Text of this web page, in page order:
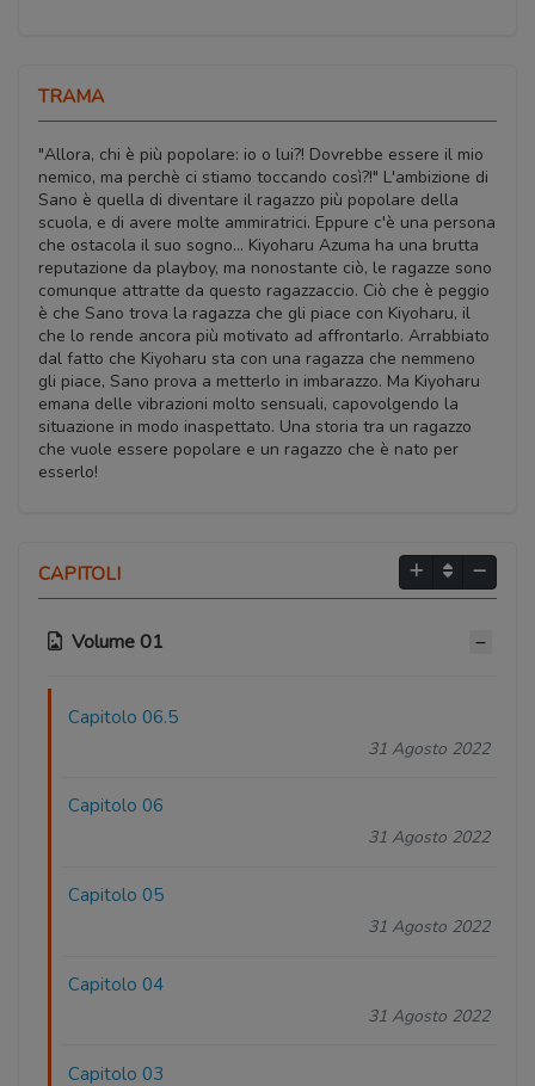
TRAMA
"Allora, chi è più popolare: io o lui?! Dovrebbe essere il mio
nemico, ma perchè ci stiamo toccando così?!" L'ambizione di
Sano è quella di diventare il ragazzo più popolare della
scuola, e di avere molte ammiratrici. Eppure c'è una persona
che ostacola il suo sogno... Kiyoharu Azuma ha una brutta
reputazione da playboy, ma nonostante ciò, le ragazze sono
comunque attratte da questo ragazzaccio. Ciò che è peggio
è che Sano trova la ragazza che gli piace con Kiyoharu, il
che lo rende ancora più motivato ad affrontarlo. Arrabbiato
dal fatto che Kiyoharu sta con una ragazza che nemmeno
gli piace, Sano prova a metterlo in imbarazzo. Ma Kiyoharu
emana delle vibrazioni molto sensuali, capovolgendo la
situazione in modo inaspettato. Una storia tra un ragazzo
che vuole essere popolare e un ragazzo che è nato per
esserlo!
CAPITOLI
Volume 01
Capitolo 06.5
31 Agosto 2022
Capitolo 06
31 Agosto 2022
Capitolo 05
31 Agosto 2022
Capitolo 04
31 Agosto 2022
Capitolo 03